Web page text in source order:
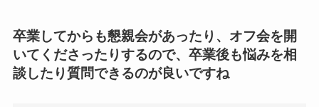
卒業してからも懇親会があったり、オフ会を開
いてくださったりするので、卒業後も悩みを相
談したり質問できるのが良いですね